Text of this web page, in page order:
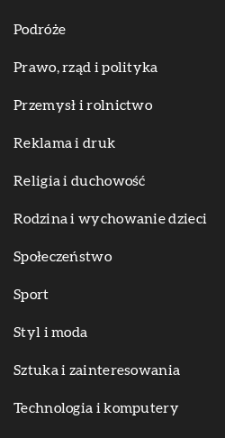
Podróże
Prawo, rząd i polityka
Przemysł i rolnictwo
Reklama i druk
Religia i duchowość
Rodzina i wychowanie dzieci
Społeczeństwo
Sport
Styl i moda
Sztuka i zainteresowania
Technologia i komputery